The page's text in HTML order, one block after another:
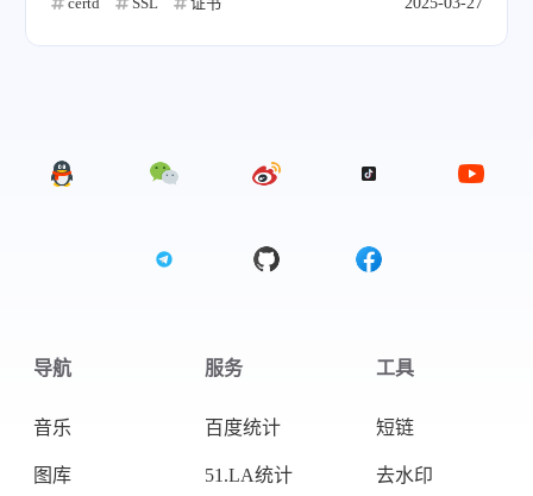
导航
音乐
图库
服务
百度统计
51.LA统计
工具
短链
去水印